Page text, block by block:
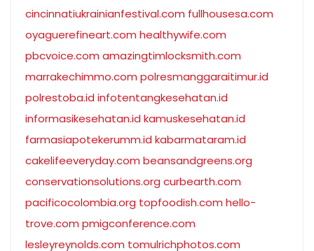
cincinnatiukrainianfestival.com fullhousesa.com
oyaguerefineart.com healthywife.com
pbcvoice.com amazingtimlocksmith.com
marrakechimmo.com polresmanggaraitimur.id
polrestoba.id infotentangkesehatan.id
informasikesehatan.id kamuskesehatan.id
farmasiapotekerumm.id kabarmataram.id
cakelifeeveryday.com beansandgreens.org
conservationsolutions.org curbearth.com
pacificocolombia.org topfoodish.com hello-
trove.com pmigconference.com
lesleyreynolds.com tomulrichphotos.com